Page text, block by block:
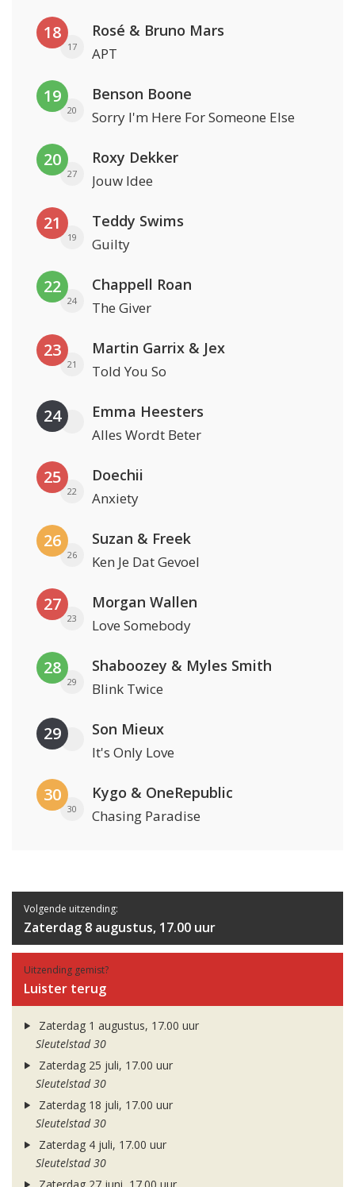
18
17
Rosé & Bruno Mars
APT
19
20
Benson Boone
Sorry I'm Here For Someone Else
20
27
Roxy Dekker
Jouw Idee
21
19
Teddy Swims
Guilty
22
24
Chappell Roan
The Giver
23
21
Martin Garrix & Jex
Told You So
24 Emma Heesters
Alles Wordt Beter
25
22
Doechii
Anxiety
26
26
Suzan & Freek
Ken Je Dat Gevoel
27
23
Morgan Wallen
Love Somebody
28
29
Shaboozey & Myles Smith
Blink Twice
29 Son Mieux
It's Only Love
30
30
Kygo & OneRepublic
Chasing Paradise
Volgende uitzending:
Zaterdag 8 augustus, 17.00 uur
Uitzending gemist?
Luister terug
Zaterdag 1 augustus, 17.00 uur
Sleutelstad 30
Zaterdag 25 juli, 17.00 uur
Sleutelstad 30
Zaterdag 18 juli, 17.00 uur
Sleutelstad 30
Zaterdag 4 juli, 17.00 uur
Sleutelstad 30